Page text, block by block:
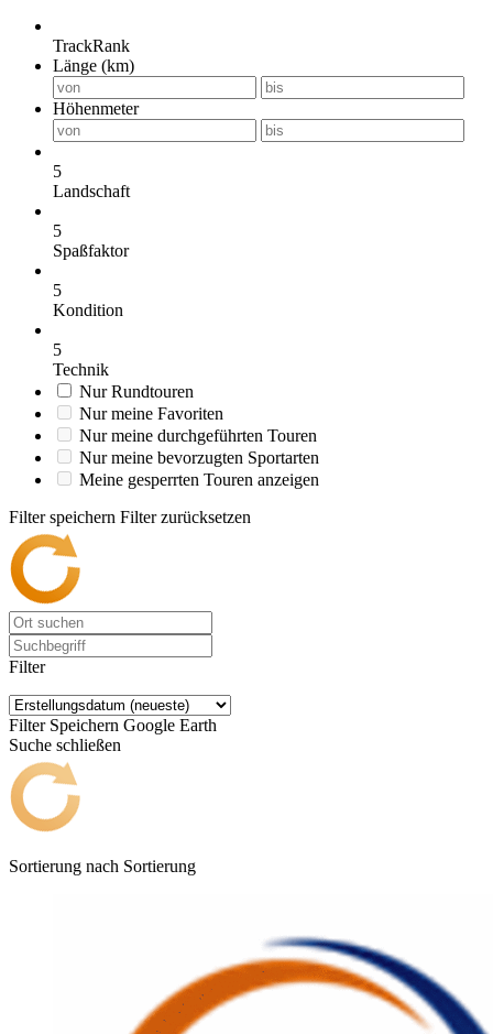
TrackRank
Länge (km)
Höhenmeter
5
Landschaft
5
Spaßfaktor
5
Kondition
5
Technik
Nur Rundtouren
Nur meine Favoriten
Nur meine durchgeführten Touren
Nur meine bevorzugten Sportarten
Meine gesperrten Touren anzeigen
Filter speichern Filter zurücksetzen
Filter
Filter Speichern Google Earth
Suche schließen
Sortierung nach Sortierung